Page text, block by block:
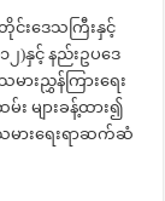
င်းဒေသကြီးနှင့်
၁၂)နှင့် နည်းဥပဒေ
မားညွှန်ကြားရေး
များခန့်ထား၍
မားရေးရာဆက်ဆံ